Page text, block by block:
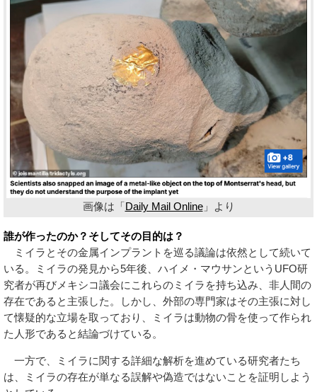
画像は「Daily Mail Online」より
誰が作ったのか？そしてその目的は？
ミイラとその金属インプラントを巡る議論は依然として続いて
いる。ミイラの発見から5年後、ハイメ・マウサンというUFO研
究者が再びメキシコ議会にこれらのミイラを持ち込み、非人間の
存在であると主張した。しかし、外部の専門家はその主張に対し
て懐疑的な立場を取っており、ミイラは動物の骨を使って作られ
た人形であると結論づけている。
一方で、ミイラに関する詳細な解析を進めている研究者たち
は、ミイラの存在が単なる誤解や偽造ではないことを証明しよう